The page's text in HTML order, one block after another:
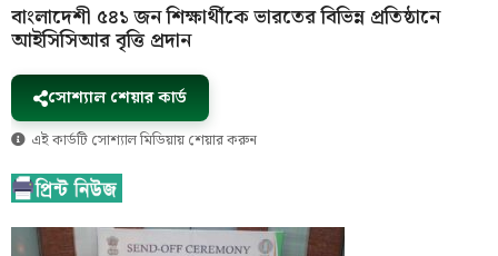
বাংলাদেশী ৫৪১ জন শিক্ষার্থীকে ভারতের বিভিন্ন প্রতিষ্ঠানে
আইসিসিআর বৃত্তি প্রদান
সোশ্যাল শেয়ার কার্ড
এই কার্ডটি সোশ্যাল মিডিয়ায় শেয়ার করুন